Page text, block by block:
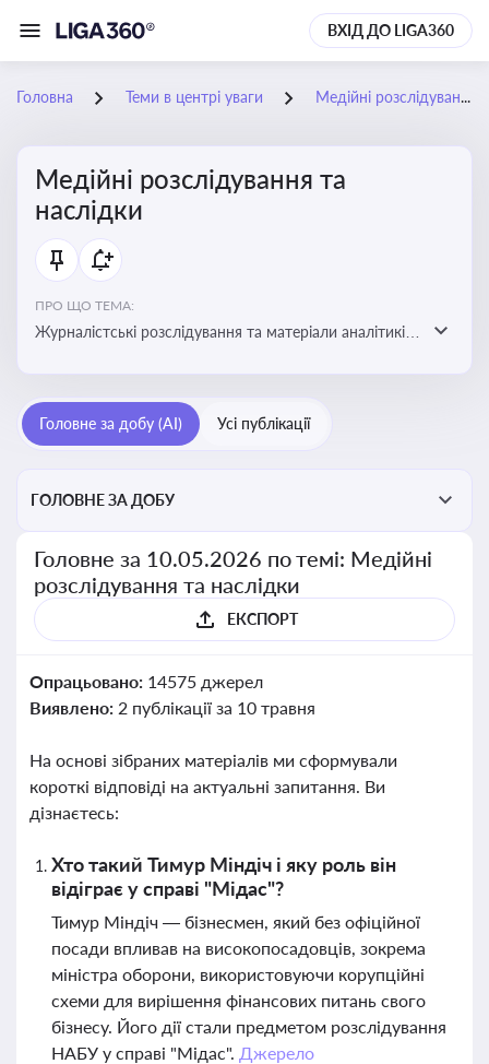
ВХІД ДО LIGA360
Головна Теми в центрі уваги Медійні розслідування та наслідки
Медійні розслідування та
наслідки
ПРО ЩО ТЕМА:
Журналістські розслідування та матеріали аналітиків
компаній, посадових осіб і пов’язаних осіб
Головне за добу (AI) Усі публікації
ГОЛОВНЕ ЗА ДОБУ
Головне за 10.05.2026 по темі: Медійні
розслідування та наслідки
ЕКСПОРТ
Опрацьовано: 14575 джерел
Виявлено: 2 публікації за 10 травня
На основі зібраних матеріалів ми сформували
короткі відповіді на актуальні запитання. Ви
дізнаєтесь:
Хто такий Тимур Міндіч і яку роль він
відіграє у справі "Мідас"?
Тимур Міндіч — бізнесмен, який без офіційної
посади впливав на високопосадовців, зокрема
міністра оборони, використовуючи корупційні
схеми для вирішення фінансових питань свого
бізнесу. Його дії стали предметом розслідування
НАБУ у справі "Мідас". Джерело